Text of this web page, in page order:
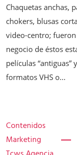
Chaquetas anchas,
chokers, blusas
video-centro;
negocio de éstos
películas
formatos VHS o...
Contenidos
Marketing